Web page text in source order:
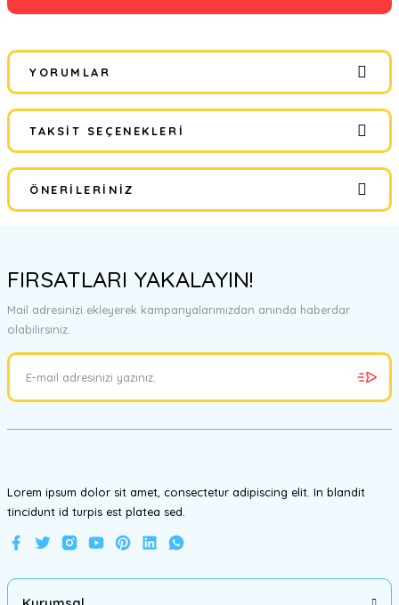
YORUMLAR
Bu ürüne ilk yorumu siz yapın!
Yorum Yaz
TAKSIT SEÇENEKLERI
ÖNERILERINIZ
tarafımıza iletebilirsiniz.
Görüş ve önerileriniz için teşekkür ederiz.
Ürün resmi kalitesiz, bozuk veya görüntülenemiyor.
Ürün bilgilerinde hatalar bulunuyor.
FIRSATLARI YAKALAYIN!
Mail adresinizi ekleyerek kampanyalarımızdan anında haberdar
olabilirsiniz.
Lorem ipsum dolor sit amet, consectetur adipiscing elit. In blandit
tincidunt id turpis est platea sed.